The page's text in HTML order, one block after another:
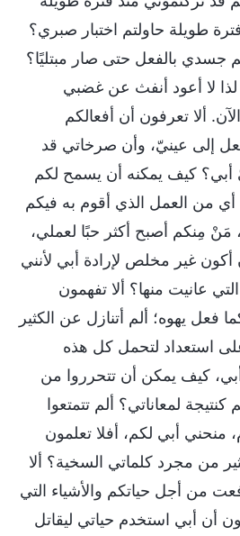
طويلة حاولتم اختبار صبري؟
جسدي بالفعل حتى صار مبتليًا؟
لذا لا أعود أنفث عن غضبي
ألا تعرفون أن أفعالكم
إلى عينيّ، وأن صرخاتي قد
أبي؟ كيف يمكنه أن يسمح لكم
من العمل الذي أقوم به فيكم
مِنكم أصبح أكثر حبًا لعملي،
أكون غير مخلص لإرادة أبي لأنني
عانيت منها؟ ألا تفهمون
فعل يهوه؛ ألم أتنازل عن الكثير
استعداد لتحمل كل هذه
كيف يمكن أن تتحرروا من
كنتيجة لمعاناتي؟ ألم تتمتعوا
منحني أبي لكم، أفلا تعلمون
من مجرد كلماتي السخية؟ ألا
من أجل حياتكم والأشياء التي
أن أبي استخدم حياتي ليقاتل